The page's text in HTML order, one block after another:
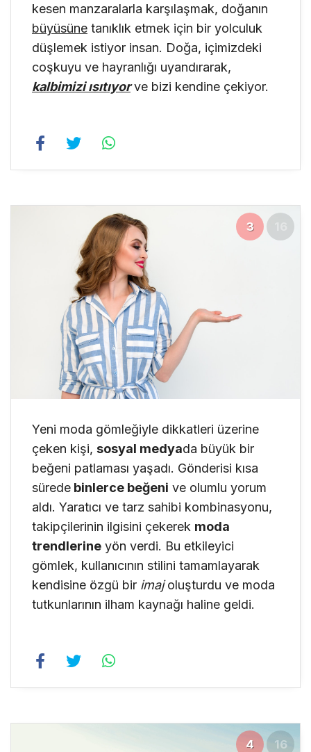
kesen manzaralarla karşılaşmak, doğanın
büyüsüne tanıklık etmek için bir yolculuk
düşlemek istiyor insan. Doğa, içimizdeki
coşkuyu ve hayranlığı uyandırarak,
kalbimizi ısıtıyorve bizi kendine çekiyor.
3
Yeni moda gömleğiyle dikkatleri üzerine
çeken kişi, sosyal medyada büyük bir
beğeni patlaması yaşadı. Gönderisi kısa
sürede binlerce beğeni ve olumlu yorum
aldı. Yaratıcı ve tarz sahibi kombinasyonu,
takipçilerinin ilgisini çekerek moda
trendlerine yön verdi. Bu etkileyici
gömlek, kullanıcının stilini tamamlayarak
kendisine özgü bir imajoluşturdu ve moda
tutkunlarının ilham kaynağı haline geldi.
4 16